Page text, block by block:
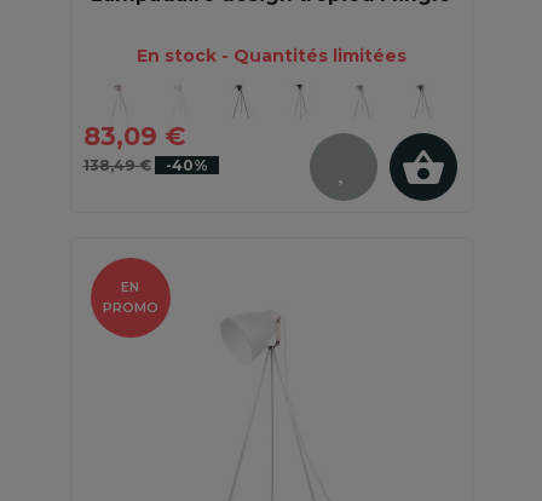
En stock - Quantités limitées
83,09 €
138,49 € -40%
EN
PROMO